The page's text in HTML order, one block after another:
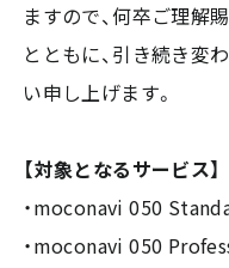
ますので、何卒ご理解
とともに、引き続き変
い申し上げます。
【対象となるサービス】
・moconavi 050
・moconavi 050